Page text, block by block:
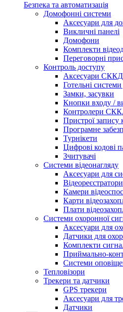
Безпека та автоматизація
Домофонні системи
Аксесуари для
Викличні панелі
Домофони
Комплекти
Переговорні
Контроль доступу
Аксесуари СККД
Готельні
Замки, засувки
Кнопки входу /
Контролери
Пристрої запису
Програмне
Турнікети
Цифрові кодові
Зчитувачі
Системи відеонагляду
Аксесуари для
Відеореєстратори
Камери
Карти
Плати
Системи охоронної
Аксесуари для
Датчики для
Комплекти
Приймально-
Системи
Тепловізори
Трекери та датчики
GPS трекери
Аксесуари для
Датчики